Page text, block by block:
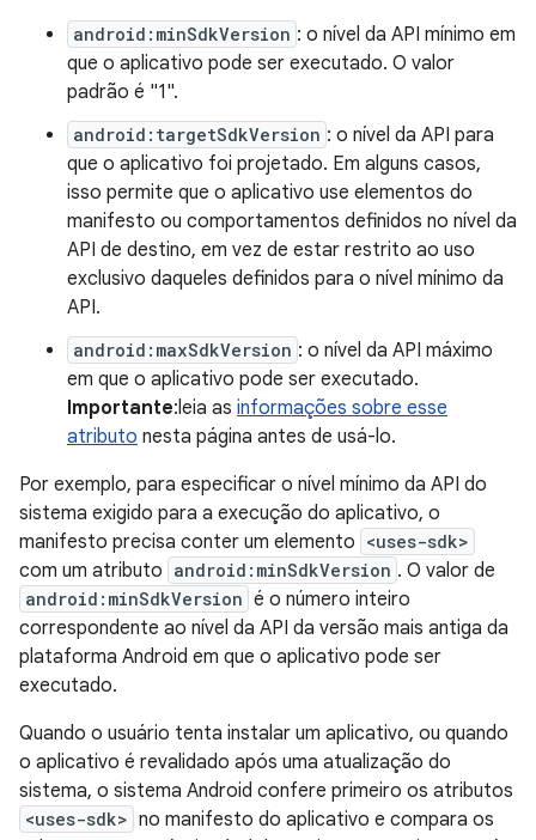
android:minSdkVersion : o nível da API mínimo em
que o aplicativo pode ser executado. O valor
padrão é "1".
android:targetSdkVersion : o nível da API para
que o aplicativo foi projetado. Em alguns casos,
isso permite que o aplicativo use elementos do
manifesto ou comportamentos definidos no nível da
API de destino, em vez de estar restrito ao uso
exclusivo daqueles definidos para o nível mínimo da
API.
android:maxSdkVersion : o nível da API máximo
em que o aplicativo pode ser executado.
Importante:leia as informações sobre esse
atributo nesta página antes de usá-lo.
Por exemplo, para especificar o nível mínimo da API do
sistema exigido para a execução do aplicativo, o
manifesto precisa conter um elemento <uses-sdk>
com um atributo android:minSdkVersion . O valor de
android:minSdkVersion é o número inteiro
correspondente ao nível da API da versão mais antiga da
plataforma Android em que o aplicativo pode ser
executado.
Quando o usuário tenta instalar um aplicativo, ou quando
o aplicativo é revalidado após uma atualização do
sistema, o sistema Android confere primeiro os atributos
<uses-sdk> no manifesto do aplicativo e compara os